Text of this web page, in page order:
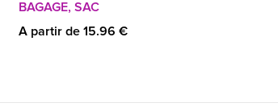
BAGAGE, SAC
A partir de 15.96 €